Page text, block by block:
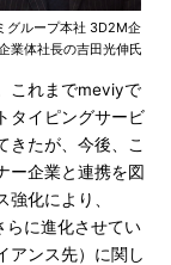
グループ本社 3D2M企
業体社長の吉田光伸氏
これまでmeviyで
タイピングサービ
きたが、今後、こ
ー企業と連携を図
化により、
らに進化させてい
アンス先）に関し